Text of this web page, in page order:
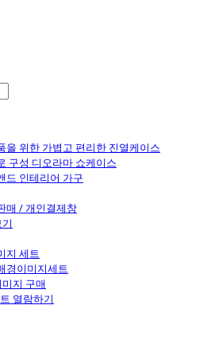
을 위한 가볍고 편리한 진열케이스
구성 디오라마 쇼케이스
드 인테리어 가구
매 / 개인결제창
지 세트
경이미지세트
지 구매
열람하기